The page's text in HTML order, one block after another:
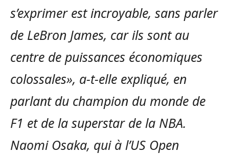
s’exprimer est incroyable, sans parler
de LeBron James, car ils sont au
centre de puissances économiques
colossales», a-t-elle expliqué, en
parlant du champion du monde de
F1 et de la superstar de la NBA.
Naomi Osaka, qui à l’US Open